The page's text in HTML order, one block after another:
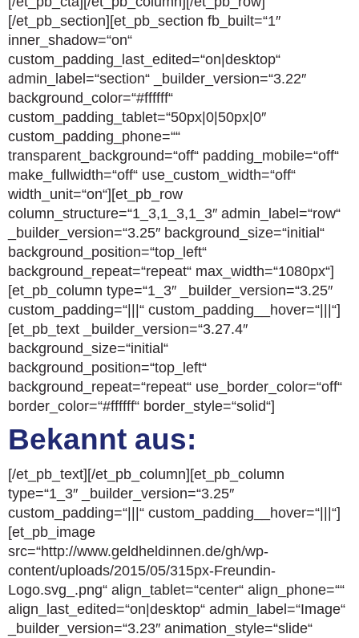
[/et_pb_section][et_pb_section fb_built=“1″
inner_shadow=“on“
custom_padding_last_edited=“on|desktop“
admin_label=“section“ _builder_version=“3.22″
background_color=“#ffffff“
custom_padding_tablet=“50px|0|50px|0″
custom_padding_phone=““
transparent_background=“off“ padding_mobile=“off“
make_fullwidth=“off“ use_custom_width=“off“
width_unit=“on“][et_pb_row
column_structure=“1_3,1_3,1_3″ admin_label=“row“
_builder_version=“3.25″ background_size=“initial“
background_position=“top_left“
background_repeat=“repeat“ max_width=“1080px“]
[et_pb_column type=“1_3″ _builder_version=“3.25″
custom_padding=“|||“ custom_padding__hover=“|||“]
[et_pb_text _builder_version=“3.27.4″
background_size=“initial“
background_position=“top_left“
background_repeat=“repeat“ use_border_color=“off“
border_color=“#ffffff“ border_style=“solid“]
Bekannt aus:
[/et_pb_text][/et_pb_column][et_pb_column
type=“1_3″ _builder_version=“3.25″
custom_padding=“|||“ custom_padding__hover=“|||“]
[et_pb_image
src=“http://www.geldheldinnen.de/gh/wp-
content/uploads/2015/05/315px-Freundin-
Logo.svg_.png“ align_tablet=“center“ align_phone=““
align_last_edited=“on|desktop“ admin_label=“Image“
_builder_version=“3.23″ animation_style=“slide“